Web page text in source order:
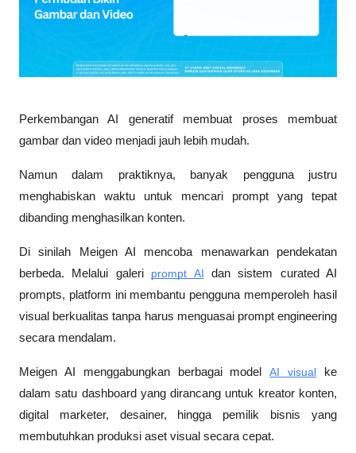
Perkembangan AI generatif membuat proses membuat
gambar dan video menjadi jauh lebih mudah.
Namun dalam praktiknya, banyak pengguna justru
menghabiskan waktu untuk mencari prompt yang tepat
dibanding menghasilkan konten.
Di sinilah Meigen AI mencoba menawarkan pendekatan
berbeda. Melalui galeri prompt AI dan sistem curated AI
prompts, platform ini membantu pengguna memperoleh hasil
visual berkualitas tanpa harus menguasai prompt engineering
secara mendalam.
Meigen AI menggabungkan berbagai model AI visual ke
dalam satu dashboard yang dirancang untuk kreator konten,
digital marketer, desainer, hingga pemilik bisnis yang
membutuhkan produksi aset visual secara cepat.